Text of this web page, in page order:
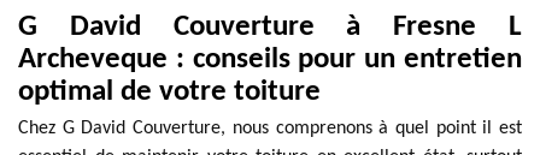
G David Couverture à Fresne L
Archeveque : conseils pour un entretien
optimal de votre toiture
Chez G David Couverture, nous comprenons à quel point il est